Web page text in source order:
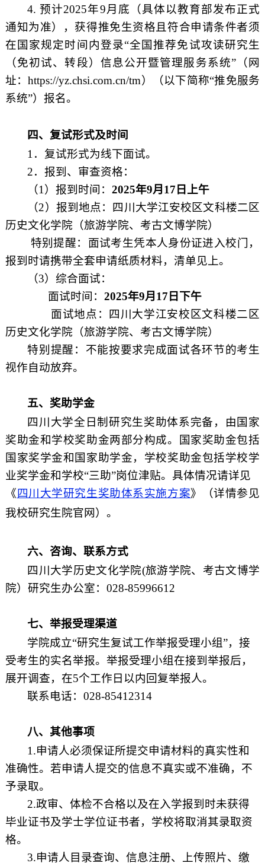
4.预计2025年9月底（具体以教育部发布正式
通知为准），获得推免生资格且符合申请条件者须
在国家规定时间内登录“全国推荐免试攻读研究生
（免初试、转段）信息公开暨管理服务系统”（网
址：https://yz.chsi.com.cn/tm）（以下简称“推免服务
系统”）报名。
四、复试形式及时间
1 ．复试形式为线下面试。
2．报到、审查资格：
（1 ）报到时间：2025年9月 17 日上午
（2）报到地点：四川大学江安校区文科楼二区
历史文化学院（旅游学院、考古文博学院）
特别提醒：面试考生凭本人身份证进入校门，
报到时请携带全套申请纸质材料，清单见上。
（3）综合面试：
面试时间：2025年9月 17 日下午
面试地点：四川大学江安校区文科楼二区
历史文化学院（旅游学院、考古文博学院）
特别提醒：不能按要求完成面试各环节的考生
视作自动放弃。
五、奖助学金
四川大学全日制研究生奖助体系完备，由国家
奖助金和学校奖助金两部分构成。国家奖助金包括
国家奖学金和国家助学金，学校奖助金包括学校学
业奖学金和学校“三助”岗位津贴。具体情况请详见
《四川大学研究生奖助体系实施方案》
（详情参见
我校研究生院官网）。
六、咨询、联系方式
四川大学历史文化学院(旅游学院、考古文博学
院）研究生办公室： 028-85996612
七、举报受理渠道
学院成立“研究生复试工作举报受理小组”，接
受考生的实名举报。举报受理小组在接到举报后，
展开调查，在5个工作日以内回复举报人。
联系电话：028-85412314
八、其他事项
1.申请人必须保证所提交申请材料的真实性和
准确性。若申请人提交的信息不真实或不准确，不
予录取。
2.政审、体检不合格以及在入学报到时未获得
毕业证书及学士学位证书者，学校将取消其录取资
格。
3.申请人目录查询、信息注册、上传照片、缴